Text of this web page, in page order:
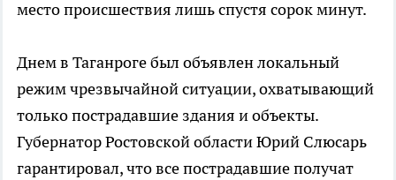
место происшествия лишь спустя сорок минут.
Днем в Таганроге был объявлен локальный
режим чрезвычайной ситуации, охватывающий
только пострадавшие здания и объекты.
Губернатор Ростовской области Юрий Слюсарь
гарантировал, что все пострадавшие получат